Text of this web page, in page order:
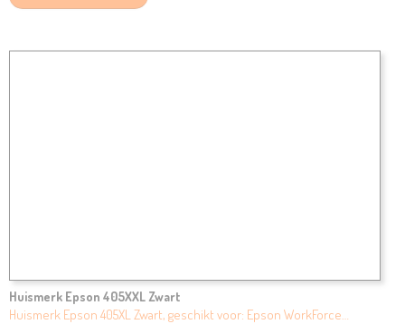
Huismerk Epson 405XXL Zwart
Huismerk Epson 405XL Zwart, geschikt voor: Epson WorkForce…